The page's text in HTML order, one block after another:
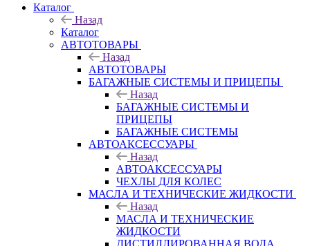
Каталог
Назад
Каталог
АВТОТОВАРЫ
Назад
АВТОТОВАРЫ
БАГАЖНЫЕ СИСТЕМЫ И ПРИЦЕПЫ
Назад
БАГАЖНЫЕ СИСТЕМЫ И
ПРИЦЕПЫ
БАГАЖНЫЕ СИСТЕМЫ
АВТОАКСЕССУАРЫ
Назад
АВТОАКСЕССУАРЫ
ЧЕХЛЫ ДЛЯ КОЛЕС
МАСЛА И ТЕХНИЧЕСКИЕ ЖИДКОСТИ
Назад
МАСЛА И ТЕХНИЧЕСКИЕ
ЖИДКОСТИ
ДИСТИЛЛИРОВАННАЯ ВОДА